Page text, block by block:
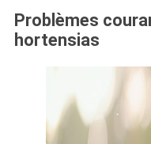
Problèmes
hortensias